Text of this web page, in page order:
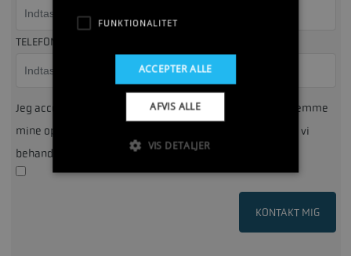
TELEFONNUMMER
Jeg accepterer at Fynbo Marine må kontakte mig, samt gemme
mine oplysninger til brug herfor. Du kan læse om hvordan vi
behandler dine data i
vores privatlivspolitik
KONTAKT MIG
FUNKTIONALITET
ACCEPTER ALLE
AFVIS ALLE
VIS DETALJER